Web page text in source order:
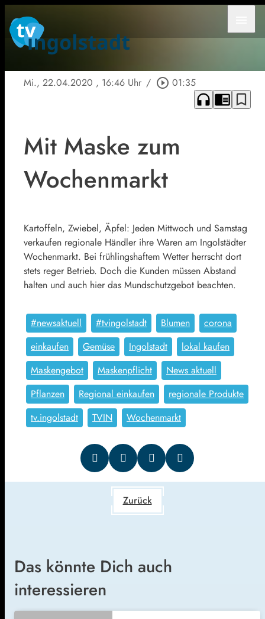
Mi., 22.04.2020 , 16:46 Uhr / play_circle_outline 01:35
headphones chrome_reader_mode bookmark_border
Mit Maske zum
Wochenmarkt
Kartoffeln, Zwiebel, Äpfel: Jeden Mittwoch und Samstag
verkaufen regionale Händler ihre Waren am Ingolstädter
Wochenmarkt. Bei frühlingshaftem Wetter herrscht dort
stets reger Betrieb. Doch die Kunden müssen Abstand
halten und auch hier das Mundschutzgebot beachten.
#newsaktuell #tvingolstadt Blumen
corona
einkaufen
Gemüse Ingolstadt
lokal kaufen
Maskengebot
Maskenpflicht
News aktuell
Pflanzen
Regional einkaufen
regionale Produkte
tv.ingolstadt
TVIN Wochenmarkt
Zurück
Das könnte Dich auch
interessieren